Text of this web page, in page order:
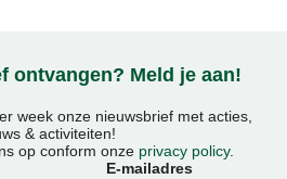
ontvangen? Meld je aan!
week onze nieuwsbrief met acties,
& activiteiten!
op conform onze privacy policy.
E-mailadres